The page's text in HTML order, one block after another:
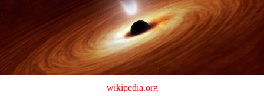
wikipedia.org